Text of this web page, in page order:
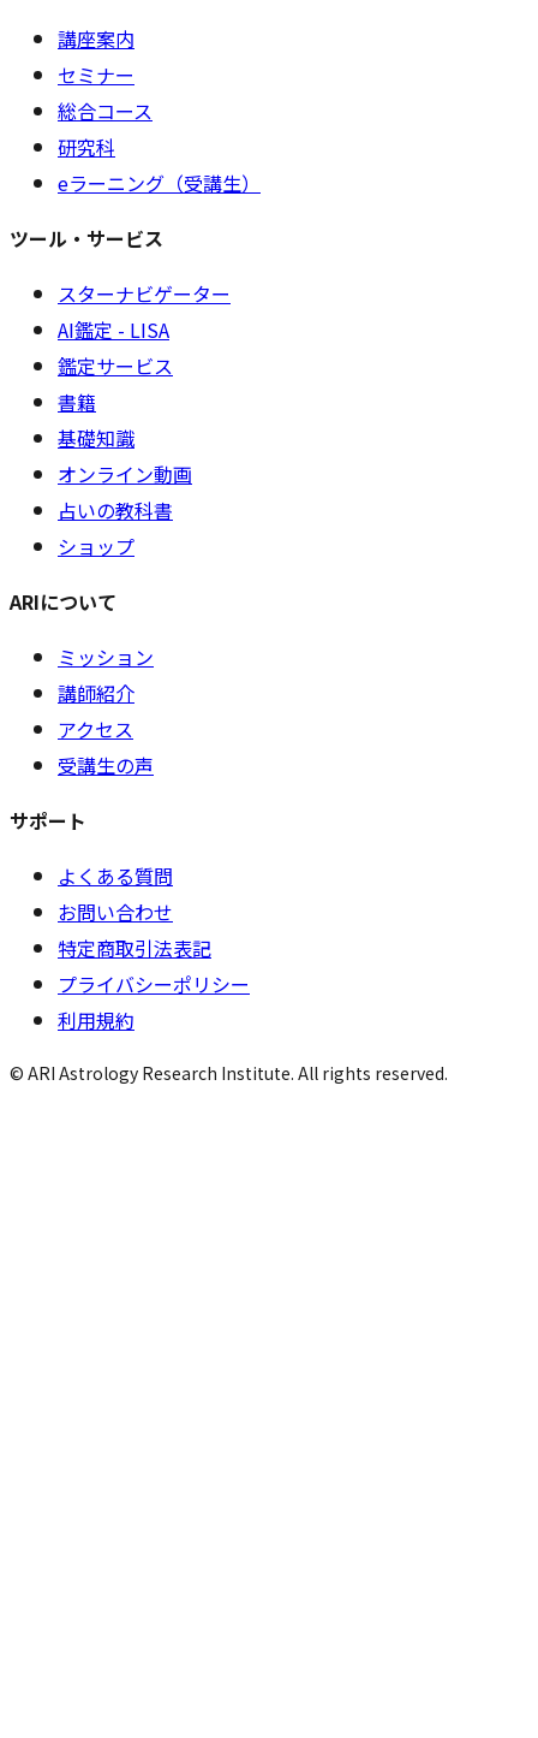
講座案内
セミナー
総合コース
研究科
eラーニング（受講生）
ツール・サービス
スターナビゲーター
AI鑑定 - LISA
鑑定サービス
書籍
基礎知識
オンライン動画
占いの教科書
ショップ
ARIについて
ミッション
講師紹介
アクセス
受講生の声
サポート
よくある質問
お問い合わせ
特定商取引法表記
プライバシーポリシー
利用規約
© ARI Astrology Research Institute. All rights reserved.